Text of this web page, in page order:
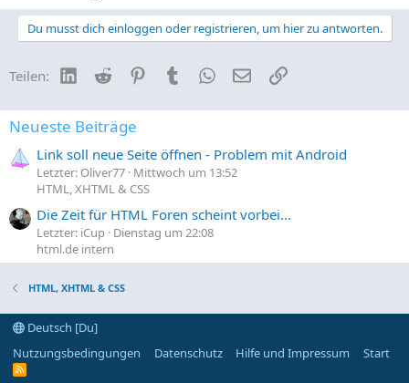
Du musst dich einloggen oder registrieren, um hier zu antworten.
Teilen: LinkedIn
Reddit PinterestTumblrWhatsApp
E-MailLink
Neueste Beiträge
Link soll neue Seite öffnen - Problem mit Android
Letzter: Oliver77 Mittwoch um 13:52
HTML, XHTML & CSS
Die Zeit für HTML Foren scheint vorbei...
Letzter: iCup Dienstag um 22:08
html.de intern
HTML, XHTML & CSS
Deutsch [Du]
Nutzungsbedingungen
Datenschutz Hilfe und Impressum Start
R